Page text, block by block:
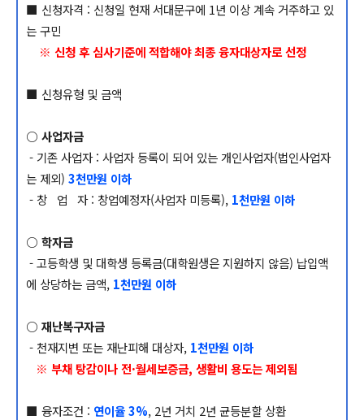
■ 신청자격 : 신청일 현재 서대문구에 1년 이상 계속 거주하고 있
는 구민
※ 신청 후 심사기준에 적합해야 최종 융자대상자로 선정
■ 신청유형 및 금액
○ 사업자금
- 기존 사업자 : 사업자 등록이 되어 있는 개인사업자(법인사업자
는 제외) 3천만원 이하
- 창 업 자 : 창업예정자(사업자 미등록), 1천만원 이하
○ 학자금
- 고등학생 및 대학생 등록금(대학원생은 지원하지 않음) 납입액
에 상당하는 금액, 1천만원 이하
○ 재난복구자금
- 천재지변 또는 재난피해 대상자, 1천만원 이하
※ 부채 탕감이나 전·월세보증금, 생활비 용도는 제외됨
■ 융자조건 : 연이율 3%, 2년 거치 2년 균등분할 상환